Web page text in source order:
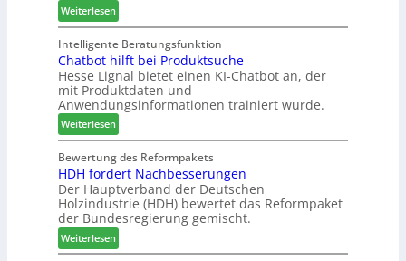
i
e
n
r
i
e
r
t
e
s
S
y
s
t
e
m
-
A
k
t
i
o
n
s
w
o
c
h
e
n
2
0
Weiterlesen:
M
a
T
e
c
m
e
l
d
e
t
B
e
s
u
Intelligente Beratungsfunktion
Chatbot hilft bei Produktsuche
Hesse Lignal bietet einen KI-Chatbot an, der
mit Produktdaten und
Anwendungsinformationen trainiert wurde.
Weiterlesen:
C
h
a
t
b
o
t
h
Bewertung des Reformpakets
HDH fordert Nachbesserungen
Der Hauptverband der Deutschen
Holzindustrie (HDH) bewertet das Reformpaket
der Bundesregierung gemischt.
Weiterlesen:
H